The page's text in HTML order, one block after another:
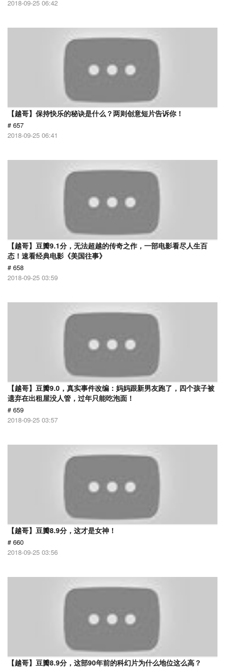
2018-09-25 06:42
【越哥】保持快乐的秘诀是什么？两则创意短片告诉你！
# 657
2018-09-25 06:41
【越哥】豆瓣9.1分，无法超越的传奇之作，一部电影看尽人生百
态！速看经典电影《美国往事》
# 658
2018-09-25 03:59
【越哥】豆瓣9.0，真实事件改编：妈妈跟新男友跑了，四个孩子被
遗弃在出租屋没人管，过年只能吃泡面！
# 659
2018-09-25 03:57
【越哥】豆瓣8.9分，这才是女神！
# 660
2018-09-25 03:56
【越哥】豆瓣8.9分，这部90年前的科幻片为什么地位这么高？